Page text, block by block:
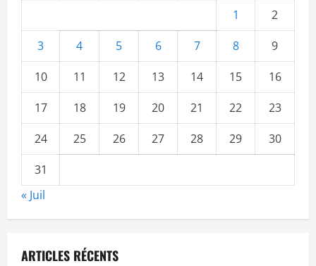
1
2
3
4 5 6 7 8
9
10
11 12 13 14 15
16
17
18 19 20 21 22
23
24
25 26 27 28 29
30
31
« Juil
ARTICLES RÉCENTS